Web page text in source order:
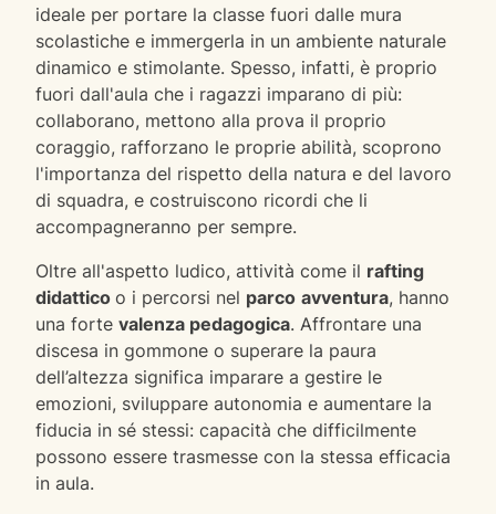
ideale per portare la classe fuori dalle mura
scolastiche e immergerla in un ambiente naturale
dinamico e stimolante. Spesso, infatti, è proprio
fuori dall'aula che i ragazzi imparano di più:
collaborano, mettono alla prova il proprio
coraggio, rafforzano le proprie abilità, scoprono
l'importanza del rispetto della natura e del lavoro
di squadra, e costruiscono ricordi che li
accompagneranno per sempre.
Oltre all'aspetto ludico, attività come il rafting
didattico o i percorsi nel parco avventura, hanno
una forte valenza pedagogica. Affrontare una
discesa in gommone o superare la paura
dell’altezza significa imparare a gestire le
emozioni, sviluppare autonomia e aumentare la
fiducia in sé stessi: capacità che difficilmente
possono essere trasmesse con la stessa efficacia
in aula.